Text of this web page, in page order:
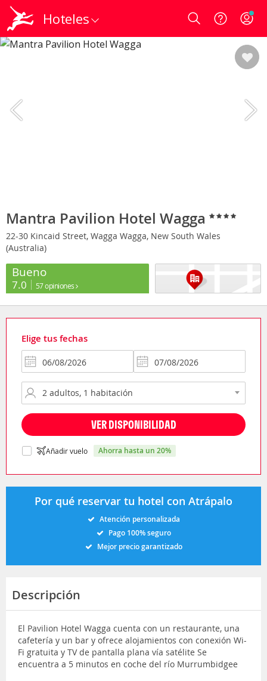
Hoteles Login
Mantra Pavilion Hotel Wagga
22-30 Kincaid Street, Wagga Wagga, New South Wales
(Australia)
Bueno
7.0 57 opiniones
Elige tus fechas
VER DISPONIBILIDAD
Añadir vuelo ahorra hasta un 20%
Por qué reservar tu hotel con Atrápalo
Atención personalizada
Pago 100% seguro
Mejor precio garantizado
Descripción
El Pavilion Hotel Wagga cuenta con un restaurante, una
cafetería y un bar y ofrece alojamientos con conexión Wi-
Fi gratuita y TV de pantalla plana vía satélite Se
encuentra a 5 minutos en coche del río Murrumbidgee